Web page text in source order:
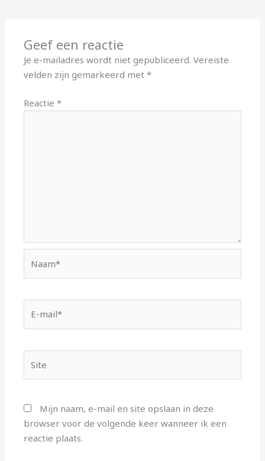
Geef een reactie
Je e-mailadres wordt niet gepubliceerd. Vereiste
velden zijn gemarkeerd met*
Reactie*
mail*
Mijn naam, e-mail en site opslaan in deze
browser voor de volgende keer wanneer ik een
reactie plaats.